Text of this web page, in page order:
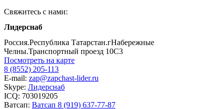
Свяжитесь с нами:
Лидерснаб
Россия.Республика Татарстан.гНабережные
Челны.Транспортный проезд 10С3
Посмотреть на карте
8 (8552) 205-113
E-mail: zap@zapchast-lider.ru
Skype: Лидерснаб
ICQ: 703019205
Ватсап: Ватсап 8 (919) 637-77-87